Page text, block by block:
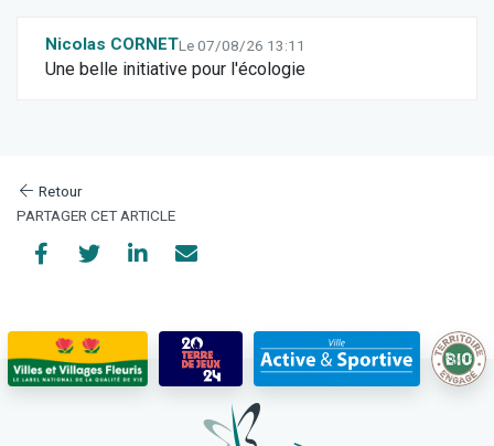
Nicolas CORNETLe 07/08/26 13:11
Une belle initiative pour l'écologie
Retour
PARTAGER CET ARTICLE